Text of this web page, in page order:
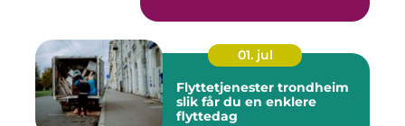
01. jul
Flyttetjenester trondheim
slik får du en enklere
flyttedag